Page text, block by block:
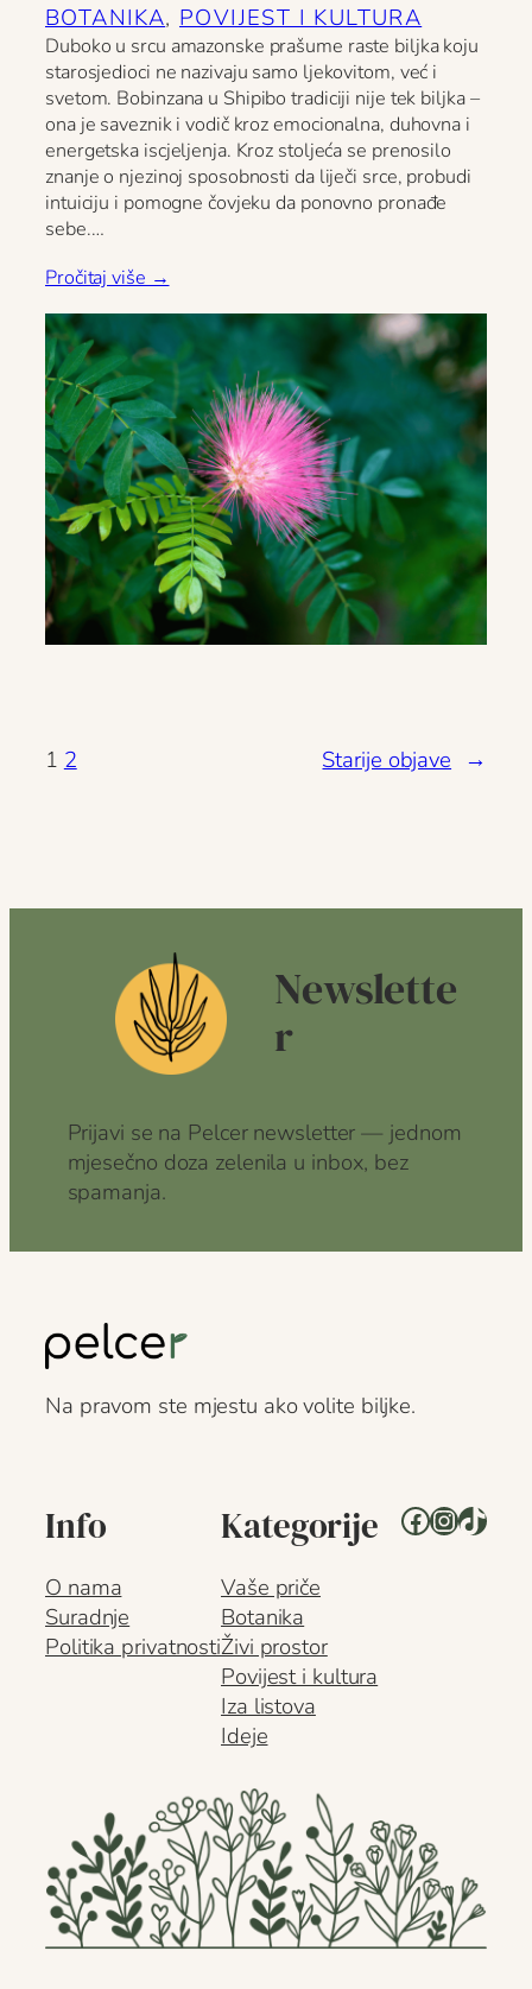
BOTANIKA, POVIJEST I KULTURA
Duboko u srcu amazonske prašume raste biljka koju
starosjedioci ne nazivaju samo ljekovitom, već i
svetom. Bobinzana u Shipibo tradiciji nije tek biljka –
ona je saveznik i vodič kroz emocionalna, duhovna i
energetska iscjeljenja. Kroz stoljeća se prenosilo
znanje o njezinoj sposobnosti da liječi srce, probudi
intuiciju i pomogne čovjeku da ponovno pronađe
sebe.…
Pročitaj više →
1 2 Starije objave →
Newslette
r
Prijavi se na Pelcer newsletter — jednom
mjesečno doza zelenila u inbox, bez
spamanja.
Na pravom ste mjestu ako volite biljke.
Info
O nama
Suradnje
Politika privatnosti
Kategorije
Vaše priče
Botanika
Živi prostor
Povijest i kultura
Iza listova
Ideje
Facebook